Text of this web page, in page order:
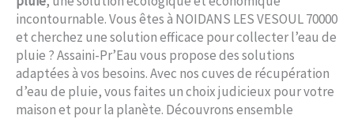
incontournable. Vous êtes à NOIDANS LES VESOUL 70000
et cherchez une solution efficace pour collecter l’eau de
pluie ? Assaini-Pr’Eau vous propose des solutions
adaptées à vos besoins. Avec nos cuves de récupération
d’eau de pluie, vous faites un choix judicieux pour votre
maison et pour la planète. Découvrons ensemble